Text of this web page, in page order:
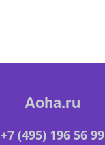
Aoha.ru
+7 (495) 196 56 99